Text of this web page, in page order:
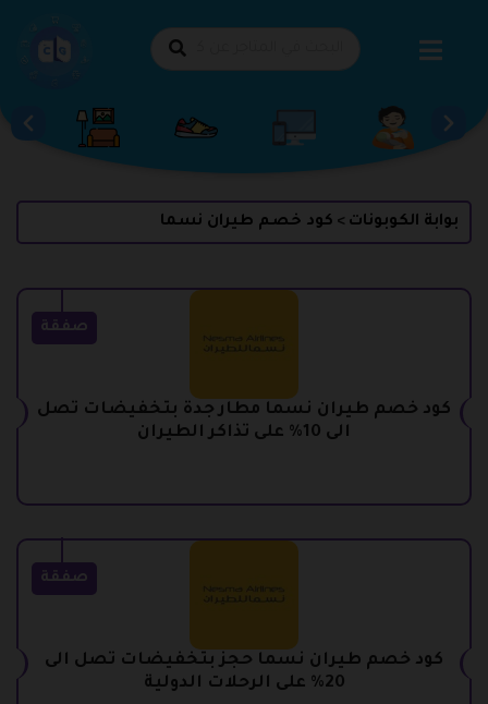
بوابة الكوبونات > كود خصم طيران نسما
صفقة
كود خصم طيران نسما مطار جدة بتخفيضات تصل
الى 10% على تذاكر الطيران
صفقة
كود خصم طيران نسما حجز بتخفيضات تصل الى
20% على الرحلات الدولية